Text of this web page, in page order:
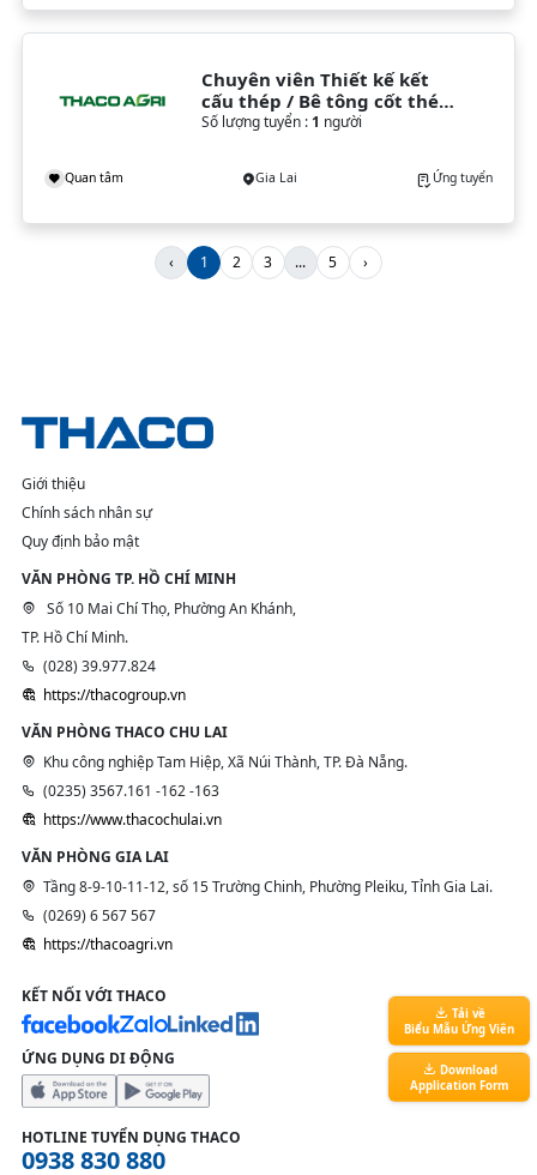
Chuyên viên Thiết kế kết
cấu thép / Bê tông cốt thép
(Gia Lai)
Số lượng tuyển : 1 người
Quan tâm Gia Lai Ứng tuyển
‹ 1 2 3 ... 5 ›
Giới thiệu
Chính sách nhân sự
Quy định bảo mật
VĂN PHÒNG TP. HỒ CHÍ MINH
Số 10 Mai Chí Thọ, Phường An Khánh,
TP. Hồ Chí Minh.
(028) 39.977.824
https://thacogroup.vn
VĂN PHÒNG THACO CHU LAI
Khu công nghiệp Tam Hiệp, Xã Núi Thành, TP. Đà Nẵng.
(0235) 3567.161 -162 -163
https://www.thacochulai.vn
VĂN PHÒNG GIA LAI
Tầng 8-9-10-11-12, số 15 Trường Chinh, Phường Pleiku, Tỉnh Gia Lai.
(0269) 6 567 567
https://thacoagri.vn
KẾT NỐI VỚI THACO
ỨNG DỤNG DI ĐỘNG
HOTLINE TUYỂN DỤNG THACO
0938 830 880
Tải về
Biểu Mẫu Ứng Viên
Download
Application Form